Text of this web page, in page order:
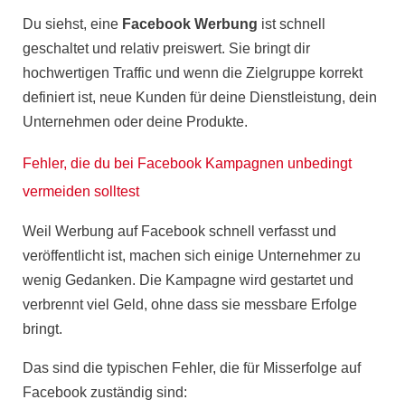
Du siehst, eine Facebook Werbung ist schnell
geschaltet und relativ preiswert. Sie bringt dir
hochwertigen Traffic und wenn die Zielgruppe korrekt
definiert ist, neue Kunden für deine Dienstleistung, dein
Unternehmen oder deine Produkte.
Fehler, die du bei Facebook Kampagnen unbedingt
vermeiden solltest
Weil Werbung auf Facebook schnell verfasst und
veröffentlicht ist, machen sich einige Unternehmer zu
wenig Gedanken. Die Kampagne wird gestartet und
verbrennt viel Geld, ohne dass sie messbare Erfolge
bringt.
Das sind die typischen Fehler, die für Misserfolge auf
Facebook zuständig sind: